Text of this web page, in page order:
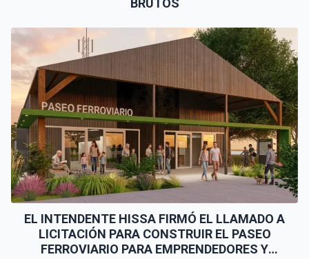
EL INTENDENTE HISSA FIRMÓ EL LLAMADO A
LICITACIÓN PARA CONSTRUIR EL PASEO
FERROVIARIO PARA EMPRENDEDORES Y